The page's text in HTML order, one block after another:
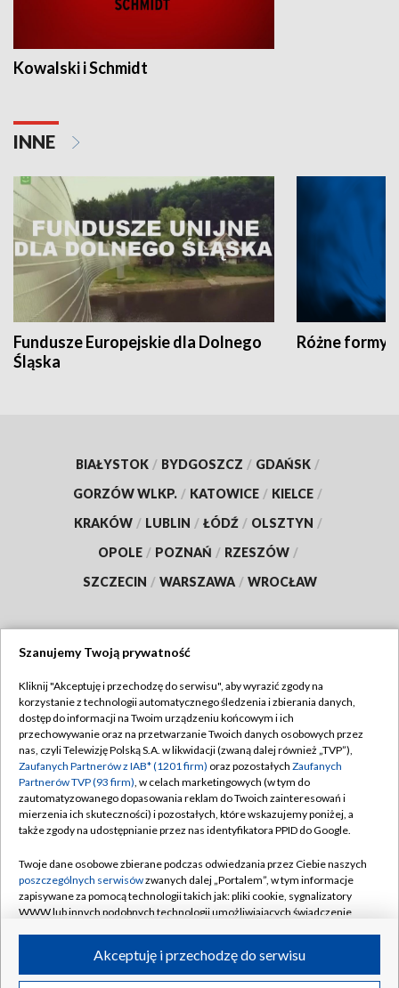
Kowalski i Schmidt
INNE
Fundusze Europejskie dla Dolnego
Śląska
Różne formy
BIAŁYSTOK / BYDGOSZCZ / GDAŃSK /
GORZÓW WLKP. / KATOWICE / KIELCE /
KRAKÓW / LUBLIN / ŁÓDŹ / OLSZTYN /
OPOLE / POZNAŃ / RZESZÓW /
SZCZECIN / WARSZAWA / WROCŁAW
TVP
Abonament TVP
Emisja w TVP
Centrum informacji TVP
Naziemna Telewizja Cyfrowa
Rada Programowa
System NOS
Informacje o nadawcy
Program dla prasy
Regulamin TVP
Polityka prywatności
Moje zgody
Pomoc
Kontakt
Kanały
©2026 Telewizja Polska S.A. w likwidacji
Szanujemy Twoją prywatność
Kliknij "Akceptuję i przechodzę do serwisu", aby wyrazić zgody na
korzystanie z technologii automatycznego śledzenia i zbierania danych,
dostęp do informacji na Twoim urządzeniu końcowym i ich
przechowywanie oraz na przetwarzanie Twoich danych osobowych przez
nas, czyli Telewizję Polską S.A. w likwidacji (zwaną dalej również „TVP”),
Zaufanych Partnerów z IAB* (1201 firm) oraz pozostałych Zaufanych
Partnerów TVP (93 firm), w celach marketingowych (w tym do
zautomatyzowanego dopasowania reklam do Twoich zainteresowań i
mierzenia ich skuteczności) i pozostałych, które wskazujemy poniżej, a
także zgody na udostępnianie przez nas identyfikatora PPID do Google.
Twoje dane osobowe zbierane podczas odwiedzania przez Ciebie naszych
poszczególnych serwisówzwanych dalej „Portalem”, w tym informacje
zapisywane za pomocą technologii takich jak: pliki cookie, sygnalizatory
WWW lub innych podobnych technologii umożliwiających świadczenie
ruchu w Internecie.Akceptuję i przechodzę do serwisu